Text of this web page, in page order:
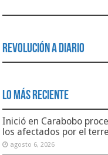
Revolución a Diario
Lo Más Reciente
Inició en Carabobo
los afectados por el
agosto 6, 2026